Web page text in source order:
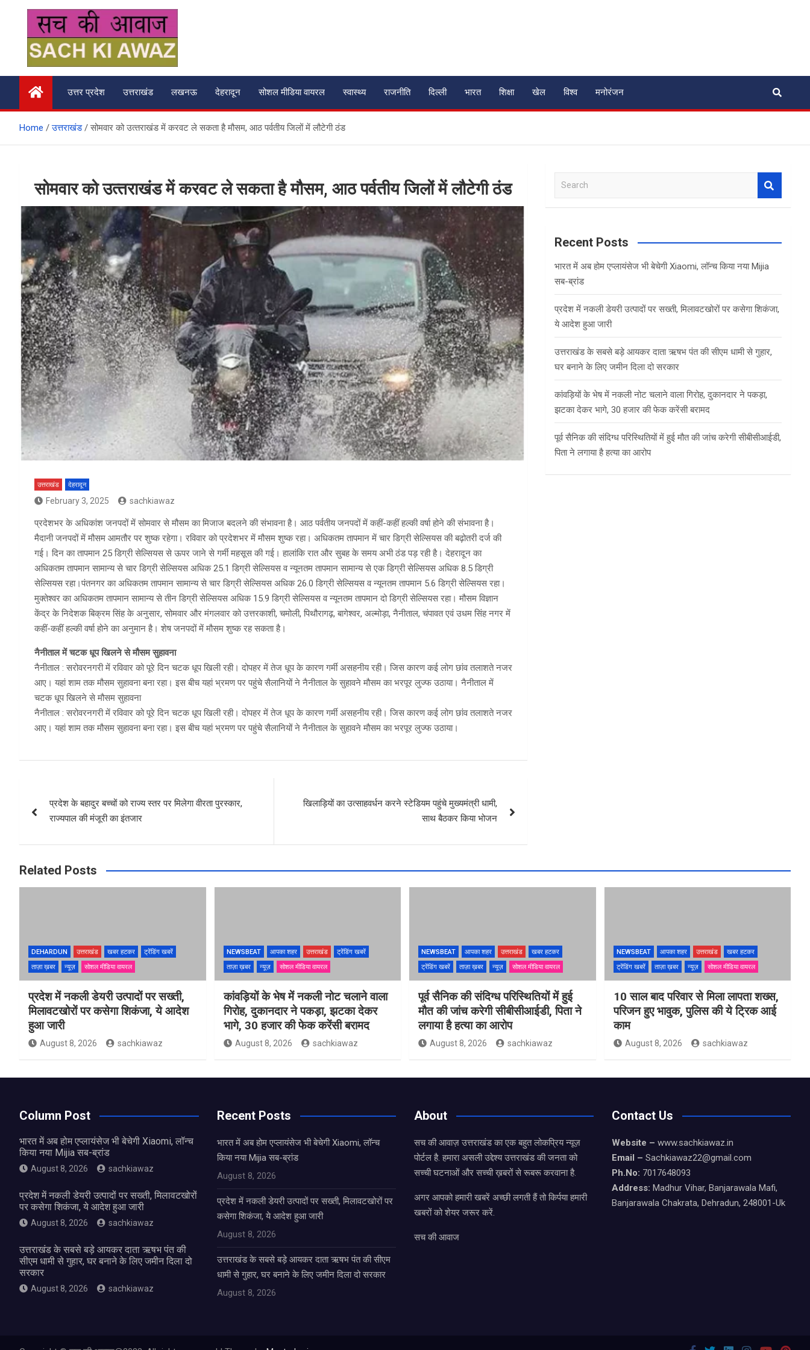
content
सच की आवाज
उत्तर प्रदेश उत्तराखंड लखनऊ देहरादून सोशल मीडिया वायरल स्वास्थ्य राजनीति दिल्ली भारत शिक्षा खेल विश्व मनोरंजन
Home उत्तराखंड सोमवार को उत्‍तराखंड में करवट ले सकता है मौसम, आठ पर्वतीय जिलों में लौटेगी ठंड
सोमवार को उत्‍तराखंड में करवट ले सकता है मौसम, आठ पर्वतीय जिलों में लौटेगी ठंड
उत्तराखंड देहरादून
February 3, 2025 sachkiawaz
प्रदेशभर के अधिकांश जनपदों में सोमवार से मौसम का मिजाज बदलने की संभावना है। आठ पर्वतीय जनपदों में कहीं-कहीं हल्की वर्षा होने की संभावना है।
मैदानी जनपदों में मौसम आमतौर पर शुष्क रहेगा। रविवार को प्रदेशभर में मौसम शुष्क रहा। अधिकतम तापमान में चार डिग्री सेल्सियस की बढ़ोतरी दर्ज की
गई। दिन का तापमान 25 डिग्री सेल्सियस से ऊपर जाने से गर्मी महसूस की गई। हालांकि रात और सुबह के समय अभी ठंड पड़ रही है। देहरादून का
अधिकतम तापमान सामान्य से चार डिग्री सेल्सियस अधिक 25.1 डिग्री सेल्सियस व न्यूनतम तापमान सामान्य से एक डिग्री सेल्सियस अधिक 8.5 डिग्री
सेल्सियस रहा।पंतनगर का अधिकतम तापमान सामान्य से चार डिग्री सेल्सियस अधिक 26.0 डिग्री सेल्सियस व न्यूनतम तापमान 5.6 डिग्री सेल्सियस रहा।
मुक्तेश्वर का अधिकतम तापमान सामान्य से तीन डिग्री सेल्सियस अधिक 15.9 डिग्री सेल्सियस व न्यूनतम तापमान दो डिग्री सेल्सियस रहा। मौसम विज्ञान
केंद्र के निदेशक बिक्रम सिंह के अनुसार, सोमवार और मंगलवार को उत्तरकाशी, चमोली, पिथौरागढ़, बागेश्वर, अल्मोड़ा, नैनीताल, चंपावत एवं उधम सिंह नगर में
कहीं-कहीं हल्की वर्षा होने का अनुमान है। शेष जनपदों में मौसम शुष्क रह सकता है।
नैनीताल में चटक धूप खिलने से मौसम सुहावना
नैनीताल : सरोवरनगरी में रविवार को पूरे दिन चटक धूप खिली रही। दोपहर में तेज धूप के कारण गर्मी असहनीय रही। जिस कारण कई लोग छांव तलाशते नजर
आए। यहां शाम तक मौसम सुहावना बना रहा। इस बीच यहां भ्रमण पर पहुंचे सैलानियों ने नैनीताल के सुहावने मौसम का भरपूर लुज्फ उठाया। नैनीताल में
चटक धूप खिलने से मौसम सुहावना
नैनीताल : सरोवरनगरी में रविवार को पूरे दिन चटक धूप खिली रही। दोपहर में तेज धूप के कारण गर्मी असहनीय रही। जिस कारण कई लोग छांव तलाशते नजर
आए। यहां शाम तक मौसम सुहावना बना रहा। इस बीच यहां भ्रमण पर पहुंचे सैलानियों ने नैनीताल के सुहावने मौसम का भरपूर लुज्फ उठाया।
navigation
प्रदेश के बहादुर बच्चों को राज्य स्तर पर मिलेगा वीरता पुरस्कार,
राज्यपाल की मंजूरी का इंतजार
खिलाड़ियों का उत्साहवर्धन करने स्टेडियम पहुंचे मुख्यमंत्री धामी,
साथ बैठकर किया भोजन
a
c
Recent Posts
भारत में अब होम एप्लायंसेज भी बेचेगी Xiaomi, लॉन्च किया नया Mijia
सब-ब्रांड
प्रदेश में नकली डेयरी उत्पादों पर सख्ती, मिलावटखोरों पर कसेगा शिकंजा,
ये आदेश हुआ जारी
उत्तराखंड के सबसे बड़े आयकर दाता ऋषभ पंत की सीएम धामी से गुहार,
घर बनाने के लिए जमीन दिला दो सरकार
कांवड़ियों के भेष में नकली नोट चलाने वाला गिरोह, दुकानदार ने पकड़ा,
झटका देकर भागे, 30 हजार की फेक करेंसी बरामद
पूर्व सैनिक की संदिग्ध परिस्थितियों में हुई मौत की जांच करेगी सीबीसीआईडी,
पिता ने लगाया है हत्या का आरोप
Related Posts
DEHARDUN उत्तराखंड खबर हटकर
ट्रेंडिंग खबरें
ताज़ा ख़बर
न्यूज़ सोशल मीडिया वायरल
प्रदेश में नकली डेयरी उत्पादों पर सख्ती,
मिलावटखोरों पर कसेगा शिकंजा, ये आदेश
हुआ जारी
August 8, 2026 sachkiawaz
NEWSBEAT आपका शहर उत्तराखंड
ट्रेंडिंग खबरें
ताज़ा ख़बर
न्यूज़ सोशल मीडिया वायरल
कांवड़ियों के भेष में नकली नोट चलाने वाला
गिरोह, दुकानदार ने पकड़ा, झटका देकर
भागे, 30 हजार की फेक करेंसी बरामद
August 8, 2026 sachkiawaz
NEWSBEAT आपका शहर उत्तराखंड
खबर हटकर
ट्रेंडिंग खबरें
ताज़ा ख़बर न्यूज़ सोशल मीडिया वायरल
पूर्व सैनिक की संदिग्ध परिस्थितियों में हुई
मौत की जांच करेगी सीबीसीआईडी, पिता ने
लगाया है हत्या का आरोप
August 8, 2026 sachkiawaz
NEWSBEAT आपका शहर उत्तराखंड
खबर हटकर
ट्रेंडिंग खबरें
ताज़ा ख़बर न्यूज़ सोशल मीडिया वायरल
10 साल बाद परिवार से मिला लापता शख्स,
परिजन हुए भावुक, पुलिस की ये ट्रिक आई
काम
August 8, 2026 sachkiawaz
Column Post
भारत में अब होम एप्लायंसेज भी बेचेगी Xiaomi, लॉन्च
किया नया Mijia सब-ब्रांड
August 8, 2026 sachkiawaz
प्रदेश में नकली डेयरी उत्पादों पर सख्ती, मिलावटखोरों
पर कसेगा शिकंजा, ये आदेश हुआ जारी
August 8, 2026 sachkiawaz
उत्तराखंड के सबसे बड़े आयकर दाता ऋषभ पंत की
सीएम धामी से गुहार, घर बनाने के लिए जमीन दिला दो
सरकार
August 8, 2026 sachkiawaz
Recent Posts
भारत में अब होम एप्लायंसेज भी बेचेगी Xiaomi, लॉन्च
किया नया Mijia सब-ब्रांड
August 8, 2026
प्रदेश में नकली डेयरी उत्पादों पर सख्ती, मिलावटखोरों पर
कसेगा शिकंजा, ये आदेश हुआ जारी
August 8, 2026
उत्तराखंड के सबसे बड़े आयकर दाता ऋषभ पंत की सीएम
धामी से गुहार, घर बनाने के लिए जमीन दिला दो सरकार
August 8, 2026
About
सच की आवाज़ उत्तराखंड का एक बहुत लोकप्रिय न्यूज़
पोर्टल है. हमारा असली उद्देश्य उत्तराखंड की जनता को
सच्ची घटनाओं और सच्ची ख़बरों से रूबरू करवाना है.
अगर आपको हमारी खबरें अच्छी लगती हैं तो किर्पया हमारी
खबरों को शेयर जरूर करें.
सच की आवाज
Contact Us
Website – www.sachkiawaz.in
Email – Sachkiawaz22@gmail.com
Ph.No: 7017648093
Address: Madhur Vihar, Banjarawala Mafi,
Banjarawala Chakrata, Dehradun, 248001-Uk